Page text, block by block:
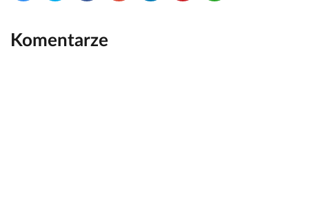
Komentarze